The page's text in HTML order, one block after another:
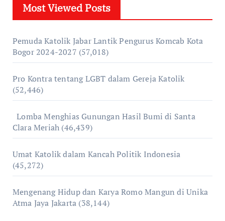
Most Viewed Posts
Pemuda Katolik Jabar Lantik Pengurus Komcab Kota
Bogor 2024-2027 (57,018)
Pro Kontra tentang LGBT dalam Gereja Katolik
(52,446)
Lomba Menghias Gunungan Hasil Bumi di Santa
Clara Meriah (46,439)
Umat Katolik dalam Kancah Politik Indonesia
(45,272)
Mengenang Hidup dan Karya Romo Mangun di Unika
Atma Jaya Jakarta (38,144)